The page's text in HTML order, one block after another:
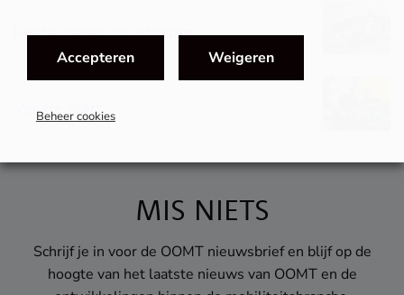
Elektrificatie
Restaureren: zin of onzin?
Veilige start
MIS NIETS
Schrijf je in voor de OOMT nieuwsbrief en blijf op de
hoogte van het laatste nieuws van OOMT en de
Accepteren Weigeren
Beheer cookies